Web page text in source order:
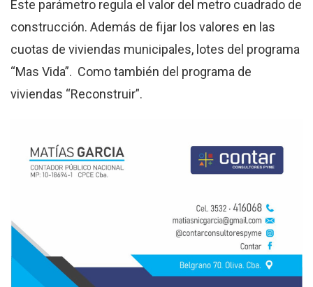
Este parámetro regula el valor del metro cuadrado de
construcción. Además de fijar los valores en las
cuotas de viviendas municipales, lotes del programa
“Mas Vida”. Como también del programa de
viviendas “Reconstruir”.